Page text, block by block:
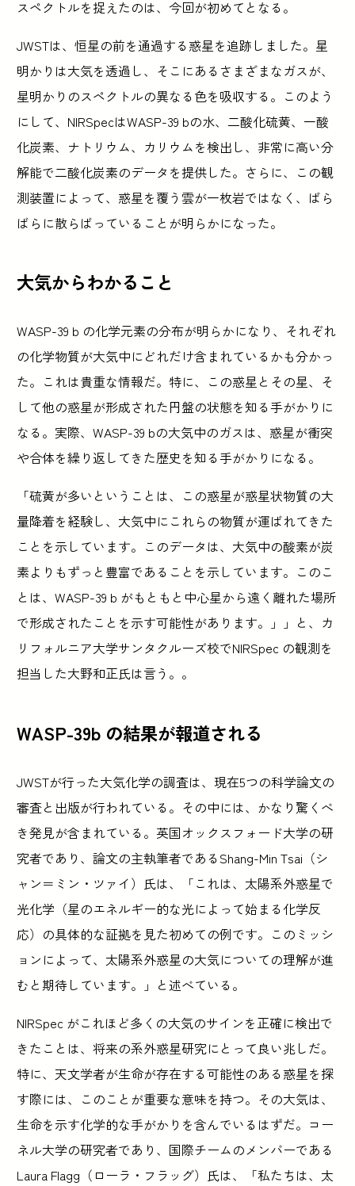
スペクトルを捉えたのは、今回が初めてとなる。
JWSTは、恒星の前を通過する惑星を追跡しました。星
明かりは大気を透過し、そこにあるさまざまなガスが、
星明かりのスペクトルの異なる色を吸収する。このよう
にして、NIRSpecはWASP-39 bの水、二酸化硫黄、一酸
化炭素、ナトリウム、カリウムを検出し、非常に高い分
解能で二酸化炭素のデータを提供した。さらに、この観
測装置によって、惑星を覆う雲が一枚岩ではなく、ばら
ばらに散らばっていることが明らかになった。
大気からわかること
WASP-39 b の化学元素の分布が明らかになり、それぞれ
の化学物質が大気中にどれだけ含まれているかも分かっ
た。これは貴重な情報だ。特に、この惑星とその星、そ
して他の惑星が形成された円盤の状態を知る手がかりに
なる。実際、WASP-39 bの大気中のガスは、惑星が衝突
や合体を繰り返してきた歴史を知る手がかりになる。
「硫黄が多いということは、この惑星が惑星状物質の大
量降着を経験し、大気中にこれらの物質が運ばれてきた
ことを示しています。このデータは、大気中の酸素が炭
素よりもずっと豊富であることを示しています。このこ
とは、WASP-39 b がもともと中心星から遠く離れた場所
で形成されたことを示す可能性があります。」」と、カ
リフォルニア大学サンタクルーズ校でNIRSpec の観測を
担当した大野和正氏は言う。。
WASP-39b の結果が報道される
JWSTが行った大気化学の調査は、現在5つの科学論文の
審査と出版が行われている。その中には、かなり驚くべ
き発見が含まれている。英国オックスフォード大学の研
究者であり、論文の主執筆者であるShang-Min Tsai（シ
ャン＝ミン・ツァイ）氏は、「これは、太陽系外惑星で
光化学（星のエネルギー的な光によって始まる化学反
応）の具体的な証拠を見た初めての例です。このミッシ
ョンによって、太陽系外惑星の大気についての理解が進
むと期待しています。」と述べている。
NIRSpec がこれほど多くの大気のサインを正確に検出で
きたことは、将来の系外惑星研究にとって良い兆しだ。
特に、天文学者が生命が存在する可能性のある惑星を探
す際には、このことが重要な意味を持つ。その大気は、
生命を示す化学的な手がかりを含んでいるはずだ。コー
ネル大学の研究者であり、国際チームのメンバーである
Laura Flagg（ローラ・フラッグ）氏は、「私たちは、太